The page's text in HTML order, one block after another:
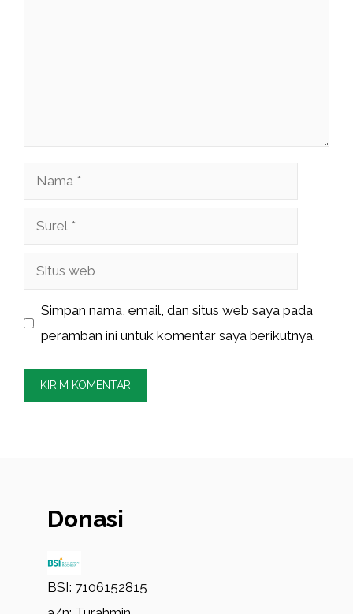
Nama
Surel
Situs
Simpan nama, email, dan situs web saya pada
peramban ini untuk komentar saya berikutnya.
Donasi
BSI: 7106152815